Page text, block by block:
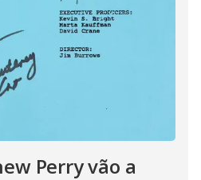
Perry vão a